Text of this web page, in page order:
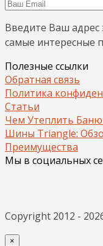
Введите Ваш адрес
самые интересные
Полезные ссылки
Обратная связь
Политика
Статьи
Чем Утеплить
Шины Triangle:
Преимущества
Мы в социальных
Copyright 2012 -
×